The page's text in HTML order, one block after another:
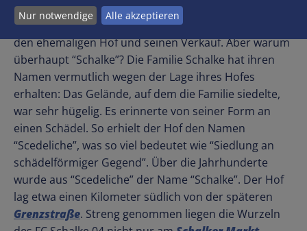
den Gelsenkirchener Himmel ragen. Seit 1996
erinnert der Gedenkstein unterhalb der Türme an
den ehemaligen Hof und seinen Verkauf. Aber warum
überhaupt “Schalke”? Die Familie Schalke hat ihren
Namen vermutlich wegen der Lage ihres Hofes
erhalten: Das Gelände, auf dem die Familie siedelte,
war sehr hügelig. Es erinnerte von seiner Form an
einen Schädel. So erhielt der Hof den Namen
“Scedeliche”, was so viel bedeutet wie “Siedlung an
schädelförmiger Gegend”. Über die Jahrhunderte
wurde aus “Scedeliche” der Name “Schalke”. Der Hof
lag etwa einen Kilometer südlich von der späteren
Grenzstraße. Streng genommen liegen die Wurzeln
Nur notwendige Alle akzeptieren